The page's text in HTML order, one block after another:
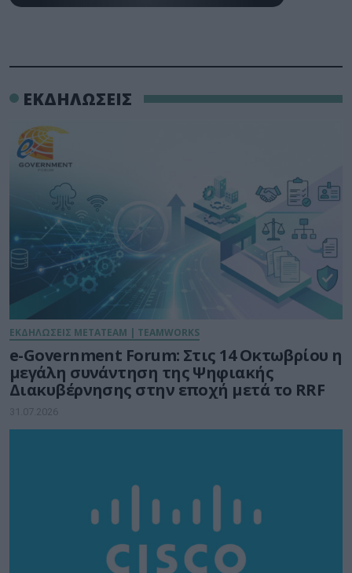
ΕΚΔΗΛΩΣΕΙΣ
ΕΚΔΗΛΩΣΕΙΣ METATEAM | TEAMWORKS
e-Government Forum: Στις 14 Οκτωβρίου η
μεγάλη συνάντηση της Ψηφιακής
Διακυβέρνησης στην εποχή μετά το RRF
31.07.2026